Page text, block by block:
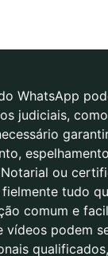
WhatsApp
judiciais,
ou
tudo
comum e
vídeos podem